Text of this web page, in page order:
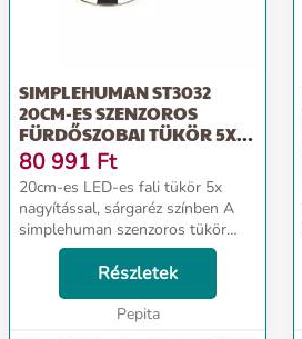
SIMPLEHUMAN ST3032
20CM-ES SZENZOROS
FÜRDŐSZOBAI TÜKÖR 5X
NAGYÍTÁ...
80 991 Ft
20cm-es LED-es fali tükör 5x
nagyítással, sárgaréz színben A
simplehuman szenzoros tükör
megvilágítása automatikusan
bekapcsol, amikor Ön belenéz.
Különlegessége a Tru-Lux
fényrendszer, ami a természe...
Részletek
Pepita